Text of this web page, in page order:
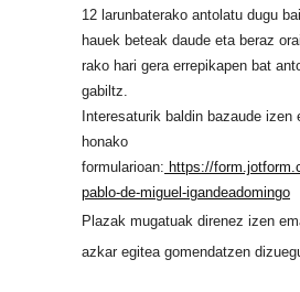
12 larunbaterako antolatu dugu
hauek beteak daude eta beraz
rako hari gera errepikapen bat
gabiltz.
Interesaturik baldin bazaude izen
honako
formularioan: https://
pablo-de-miguel-igandeadomingo
Plazak mugatuak direnez izen
azkar egitea gomendatzen